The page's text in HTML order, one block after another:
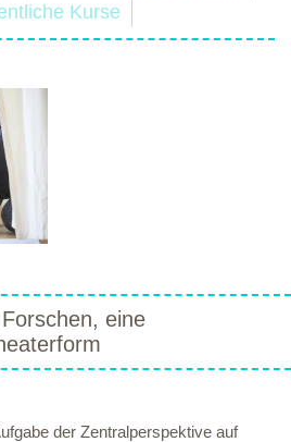
Kurse
eine
der Zentralperspektive auf